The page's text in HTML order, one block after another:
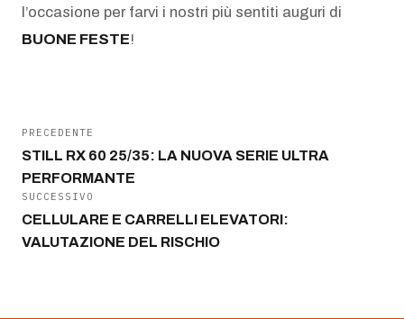
l’occasione per farvi i nostri più sentiti auguri di
BUONE FESTE!
PRECEDENTE
STILL RX 60 25/35: LA NUOVA SERIE ULTRA
PERFORMANTE
SUCCESSIVO
CELLULARE E CARRELLI ELEVATORI:
VALUTAZIONE DEL RISCHIO